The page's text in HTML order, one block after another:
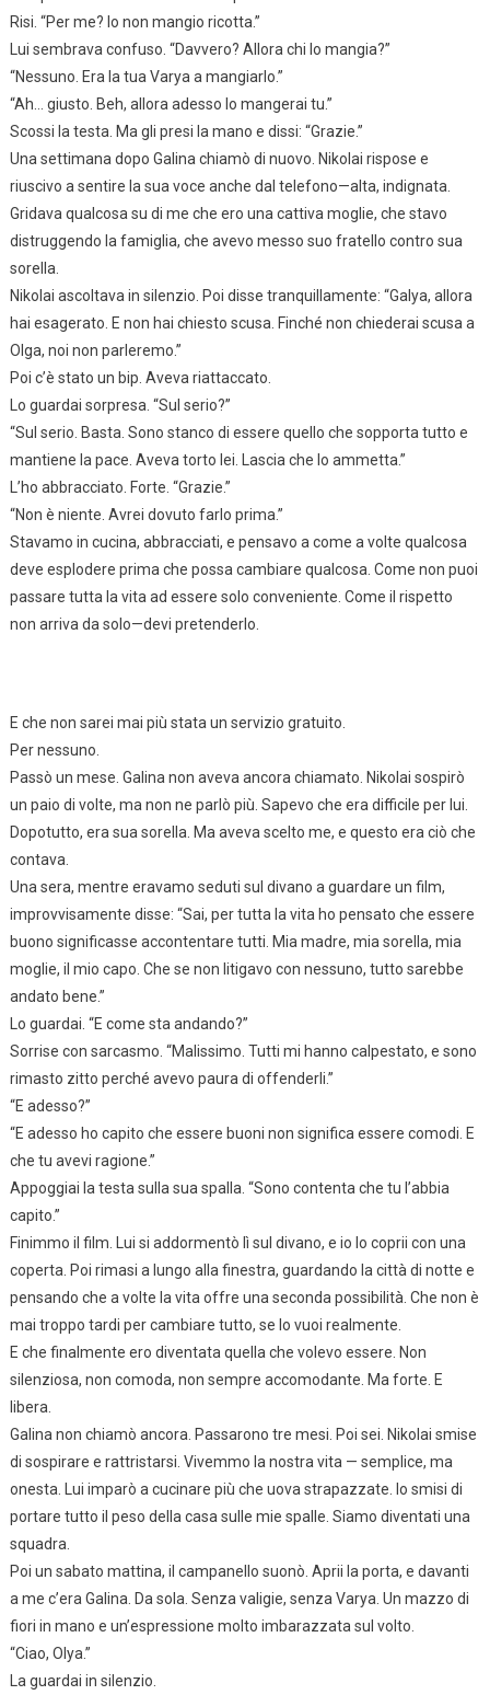
Risi. “Per me? Io non mangio ricotta.”
Lui sembrava confuso. “Davvero? Allora chi lo mangia?”
“Nessuno. Era la tua Varya a mangiarlo.”
“Ah… giusto. Beh, allora adesso lo mangerai tu.”
Scossi la testa. Ma gli presi la mano e dissi: “Grazie.”
Una settimana dopo Galina chiamò di nuovo. Nikolai rispose e
riuscivo a sentire la sua voce anche dal telefono—alta, indignata.
Gridava qualcosa su di me che ero una cattiva moglie, che stavo
distruggendo la famiglia, che avevo messo suo fratello contro sua
sorella.
Nikolai ascoltava in silenzio. Poi disse tranquillamente: “Galya, allora
hai esagerato. E non hai chiesto scusa. Finché non chiederai scusa a
Olga, noi non parleremo.”
Poi c’è stato un bip. Aveva riattaccato.
Lo guardai sorpresa. “Sul serio?”
“Sul serio. Basta. Sono stanco di essere quello che sopporta tutto e
mantiene la pace. Aveva torto lei. Lascia che lo ammetta.”
L’ho abbracciato. Forte. “Grazie.”
“Non è niente. Avrei dovuto farlo prima.”
Stavamo in cucina, abbracciati, e pensavo a come a volte qualcosa
deve esplodere prima che possa cambiare qualcosa. Come non puoi
passare tutta la vita ad essere solo conveniente. Come il rispetto
non arriva da solo—devi pretenderlo.
E che non sarei mai più stata un servizio gratuito.
Per nessuno.
Passò un mese. Galina non aveva ancora chiamato. Nikolai sospirò
un paio di volte, ma non ne parlò più. Sapevo che era difficile per lui.
Dopotutto, era sua sorella. Ma aveva scelto me, e questo era ciò che
contava.
Una sera, mentre eravamo seduti sul divano a guardare un film,
improvvisamente disse: “Sai, per tutta la vita ho pensato che essere
buono significasse accontentare tutti. Mia madre, mia sorella, mia
moglie, il mio capo. Che se non litigavo con nessuno, tutto sarebbe
andato bene.”
Lo guardai. “E come sta andando?”
Sorrise con sarcasmo. “Malissimo. Tutti mi hanno calpestato, e sono
rimasto zitto perché avevo paura di offenderli.”
“E adesso?”
“E adesso ho capito che essere buoni non significa essere comodi. E
che tu avevi ragione.”
Appoggiai la testa sulla sua spalla. “Sono contenta che tu l’abbia
capito.”
Finimmo il film. Lui si addormentò lì sul divano, e io lo coprii con una
coperta. Poi rimasi a lungo alla finestra, guardando la città di notte e
pensando che a volte la vita offre una seconda possibilità. Che non è
mai troppo tardi per cambiare tutto, se lo vuoi realmente.
E che finalmente ero diventata quella che volevo essere. Non
silenziosa, non comoda, non sempre accomodante. Ma forte. E
libera.
Galina non chiamò ancora. Passarono tre mesi. Poi sei. Nikolai smise
di sospirare e rattristarsi. Vivemmo la nostra vita — semplice, ma
onesta. Lui imparò a cucinare più che uova strapazzate. Io smisi di
portare tutto il peso della casa sulle mie spalle. Siamo diventati una
squadra.
Poi un sabato mattina, il campanello suonò. Aprii la porta, e davanti
a me c’era Galina. Da sola. Senza valigie, senza Varya. Un mazzo di
fiori in mano e un’espressione molto imbarazzata sul volto.
“Ciao, Olya.”
La guardai in silenzio.